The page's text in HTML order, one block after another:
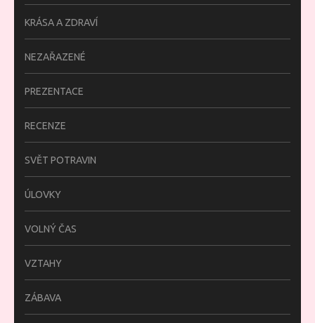
KRÁSA A ZDRAVÍ
NEZAŘAZENÉ
PREZENTACE
RECENZE
SVĚT POTRAVIN
ÚLOVKY
VOLNÝ ČAS
VZTAHY
ZÁBAVA